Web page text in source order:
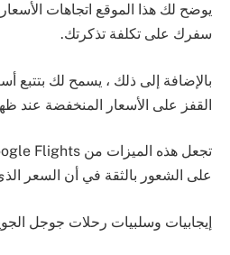
يوضح لك هذا الموقع اتجاهات
سفرك على تكلفة تذكرتك.
بالإضافة إلى ذلك ، يسمح لك بتتبع
القفز على الأسعار المنخفضة عند
على الشعور بالثقة في أن السعر
إيجابيات وسلبيات رحلات جوجل